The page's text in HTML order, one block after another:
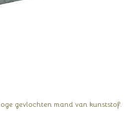
gevlochten mand van kunststof.